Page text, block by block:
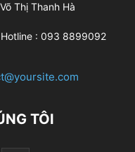
Thị Thanh Hà
Hotline : 093 8899092
TÔI